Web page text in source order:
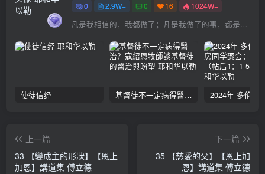
0 2.9W+ 0 16 1024W+
凡是我相信的，我都做了；凡是我做了的事，都是全身心地投入去做的
使徒信经 基督徒不一定病得醫治？寇紹恩牧師談基督徒的醫治與盼望
上一篇
33 【變成主的形狀】【恩上
加恩】講道集 傅立德
下一篇
35 【慈愛的父】【恩上加
恩】講道集 傅立德